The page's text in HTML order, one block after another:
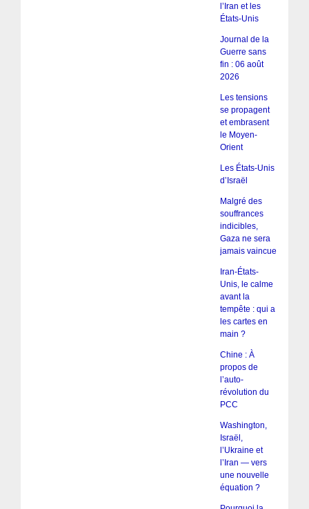
l’Iran et les
États-Unis
Journal de la
Guerre sans
fin : 06 août
2026
Les tensions
se propagent
et embrasent
le Moyen-
Orient
Les États-Unis
d’Israël
Malgré des
souffrances
indicibles,
Gaza ne sera
jamais vaincue
Iran-États-
Unis, le calme
avant la
tempête : qui a
les cartes en
main ?
Chine : À
propos de
l’auto-
révolution du
PCC
Washington,
Israël,
l’Ukraine et
l’Iran — vers
une nouvelle
équation ?